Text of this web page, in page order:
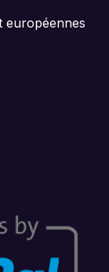
européennes